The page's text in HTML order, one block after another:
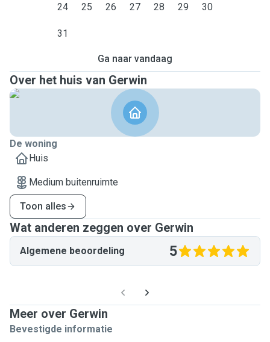
24 25 26 27 28 29 30
31
Ga naar vandaag
Over het huis van Gerwin
De woning
Huis
Medium buitenruimte
Toon alles
Wat anderen zeggen over Gerwin
Algemene beoordeling 5
Meer over Gerwin
Bevestigde informatie